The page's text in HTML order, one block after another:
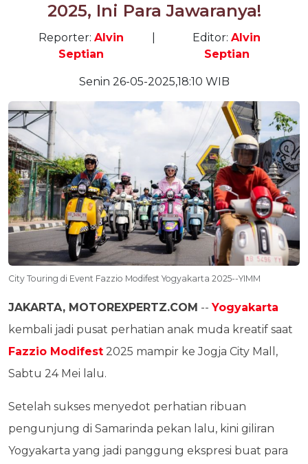
2025, Ini Para Jawaranya!
Reporter: Alvin
Septian
Editor:Alvin
Septian
Senin 26-05-2025,18:10 WIB
City Touring di Event Fazzio Modifest Yogyakarta 2025--YIMM
JAKARTA, MOTOREXPERTZ.COM --Yogyakarta
kembali jadi pusat perhatian anak muda kreatif saat
Fazzio Modifest 2025 mampir ke Jogja City Mall,
Sabtu 24 Mei lalu.
Setelah sukses menyedot perhatian ribuan
pengunjung di Samarinda pekan lalu, kini giliran
Yogyakarta yang jadi panggung ekspresi buat para